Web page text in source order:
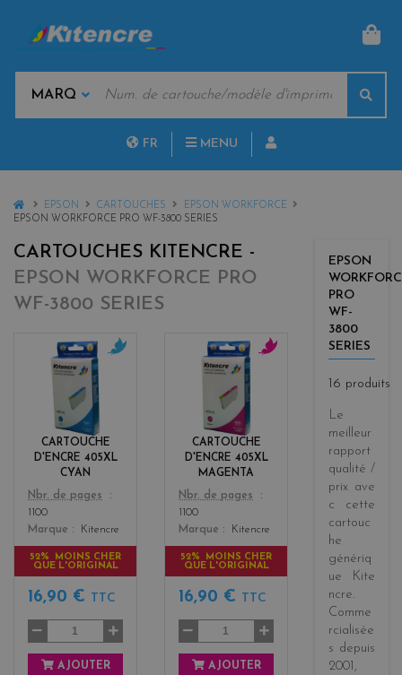
MARQUES
CLÉS
FR MENU
HOMEEPSON CARTOUCHES
EPSON WORKFORCE
EPSON WORKFORCE PRO WF-3800 SERIES
CARTOUCHES KITENCRE -
EPSON WORKFORCE PRO
WF-3800 SERIES
CARTOUCHE
D'ENCRE 405XL
CYAN
Color
Nbr. de pages
1100
Marque
Kitencre
52% MOINS CHER
QUE L'ORIGINAL
16,90 € TTC
AJOUTER
CARTOUCHE
D'ENCRE 405XL
MAGENTA
Color
n
t
Nbr. de pages
1100
Marque
Kitencre
52% MOINS CHER
QUE L'ORIGINAL
16,90 € TTC
AJOUTER
EPSON
PRO
WF-
3800
SERIES
16 produits
Le
meilleur
rapport
qualité /
prix ave
c cette
cartouc
he
génériq
ue
Kite
ncre.
Comme
rcialisée
s depuis
2001 ,